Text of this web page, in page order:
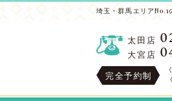
埼玉・群馬エリア
太田店
大宮店
完全予約制